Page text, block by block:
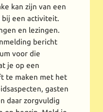
kan zijn van een
bij een activiteit.
en lezingen.
bericht
voor die
je op een
te maken met het
gasten
daar zorgvuldig